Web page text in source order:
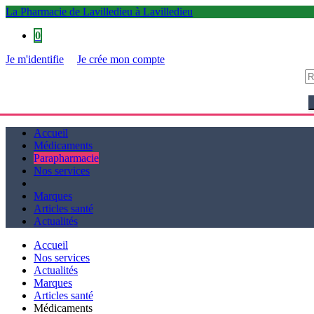
La Pharmacie de Lavilledieu à Lavilledieu
0
Je m'identifie
Je crée mon compte
Accueil
Médicaments
Parapharmacie
Nos services
Marques
Articles santé
Actualités
Accueil
Nos services
Actualités
Marques
Articles santé
Médicaments